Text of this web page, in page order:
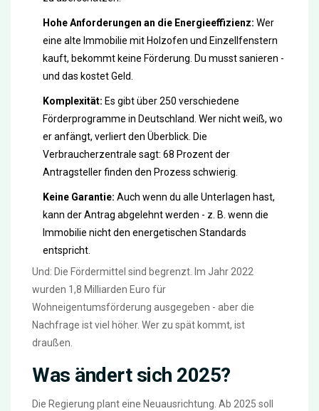
Hohe Anforderungen an die Energieeffizienz: Wer
eine alte Immobilie mit Holzofen und Einzellfenstern
kauft, bekommt keine Förderung. Du musst sanieren -
und das kostet Geld.
Komplexität: Es gibt über 250 verschiedene
Förderprogramme in Deutschland. Wer nicht weiß, wo
er anfängt, verliert den Überblick. Die
Verbraucherzentrale sagt: 68 Prozent der
Antragsteller finden den Prozess schwierig.
Keine Garantie: Auch wenn du alle Unterlagen hast,
kann der Antrag abgelehnt werden - z. B. wenn die
Immobilie nicht den energetischen Standards
entspricht.
Und: Die Fördermittel sind begrenzt. Im Jahr 2022
wurden 1,8 Milliarden Euro für
Wohneigentumsförderung ausgegeben - aber die
Nachfrage ist viel höher. Wer zu spät kommt, ist
draußen.
Was ändert sich 2025?
Die Regierung plant eine Neuausrichtung. Ab 2025 soll